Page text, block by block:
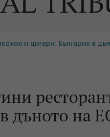
За нас Реклама
и цигари: България в
дъното на